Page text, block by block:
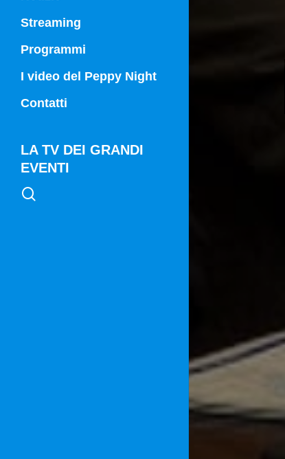
Streaming
Programmi
Campania Sport
I video del Peppy Night
Contatti
LA TV DEI GRANDI
EVENTI